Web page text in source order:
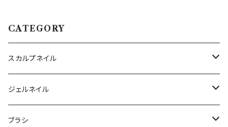
CATEGORY
スカルプネイル
アクリルジェル
アクリルリキッド
ジェルネイル
トップジェル
ブラシ